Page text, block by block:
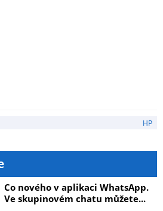
HP
Co nového v aplikaci WhatsApp.
Ve skupinovém chatu můžete...